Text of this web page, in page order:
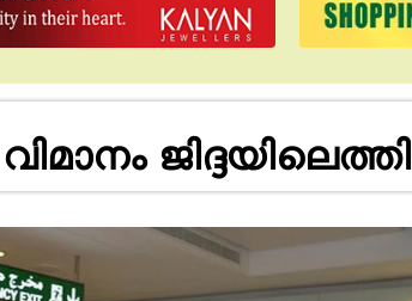
ജിദ്ദയിലെത്തി